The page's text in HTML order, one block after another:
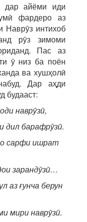
дар айёми иди
фардеро аз
Наврӯз интихоб
рӯз зимоми
Пас аз
ӯ низ ба поён
ва хушҳолӣ
Дар аҳди
будааст:
наврӯзӣ,
дил барафрӯзӣ.
сарфи ишрат
зарандӯзӣ…
аз ғунча берун
мири наврӯзӣ.